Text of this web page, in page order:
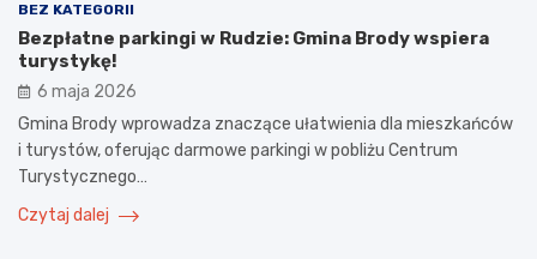
BEZ KATEGORII
Bezpłatne parkingi w Rudzie: Gmina Brody wspiera
turystykę!
6 maja 2026
Gmina Brody wprowadza znaczące ułatwienia dla mieszkańców
i turystów, oferując darmowe parkingi w pobliżu Centrum
Turystycznego…
Czytaj dalej